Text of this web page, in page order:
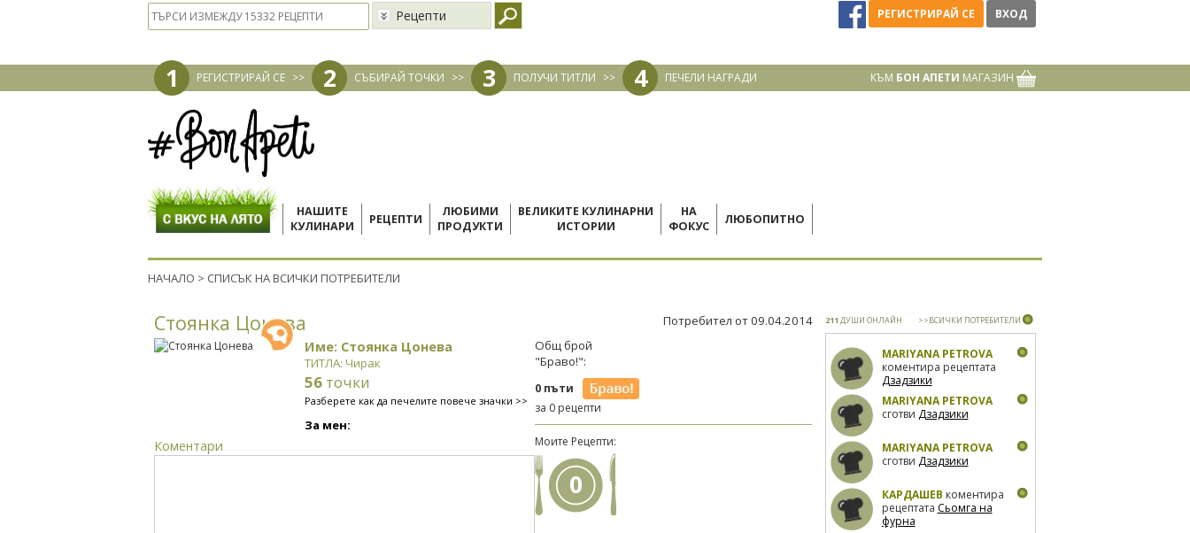
Рецепти РЕГИСТРИРАЙ СЕ ВХОД
1 РЕГИСТРИРАЙ СЕ >> 2 СЪБИРАЙ ТОЧКИ >> 3 ПОЛУЧИ ТИТЛИ >> 4 ПЕЧЕЛИ НАГРАДИ КЪМ БОН АПЕТИ МАГАЗИН
НАШИТЕ
КУЛИНАРИ
РЕЦЕПТИ
ЛЮБИМИ
ПРОДУКТИ
ВЕЛИКИТЕ КУЛИНАРНИ
ИСТОРИИ
НА
ФОКУС
ЛЮБОПИТНО
НАЧАЛО > СПИСЪК НА ВСИЧКИ ПОТРЕБИТЕЛИ
Стоянка Цонева Потребител от 09.04.2014
Име: Стоянка Цонева
ТИТЛА: Чирак
56 точки
Разберете как да печелите повече значки >>
За мен:
Коментари
Общ брой
"Браво!":
0 пъти
за 0 рецепти
Моите Рецепти:
0
211 ДУШИ ОНЛАЙН >>ВСИЧКИ ПОТРЕБИТЕЛИ
MARIYANA PETROVA
коментира рецептата
Дзадзики
MARIYANA PETROVA
сготви Дзадзики
MARIYANA PETROVA
сготви Дзадзики
КАРДАШЕВ коментира
рецептата Сьомга на
фурна